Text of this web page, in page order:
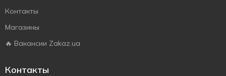
Контакты
Магазины
🔥 Вакансии Zakaz.ua
Контакты